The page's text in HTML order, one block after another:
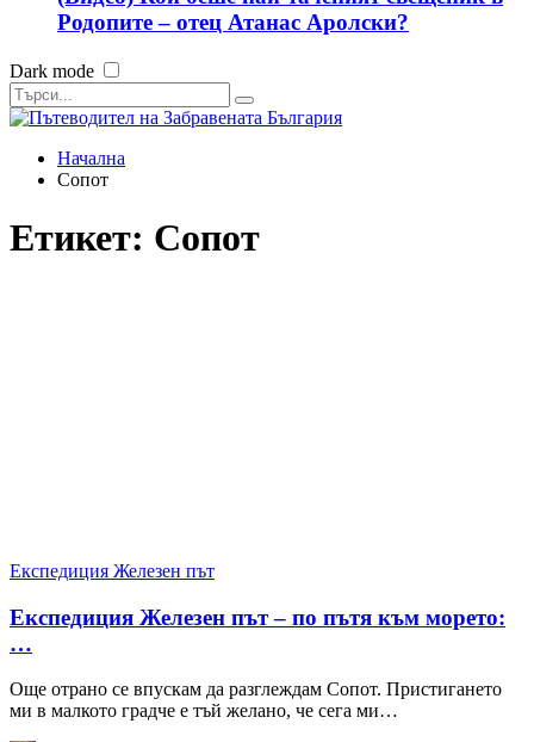
Родопите – отец Атанас Аролски?
Dark mode
Начална
Сопот
Етикет: Сопот
Експедиция Железен път
Експедиция Железен път – по пътя към морето:
…
Още отрано се впускам да разглеждам Сопот. Пристигането
ми в малкото градче е тъй желано, че сега ми…